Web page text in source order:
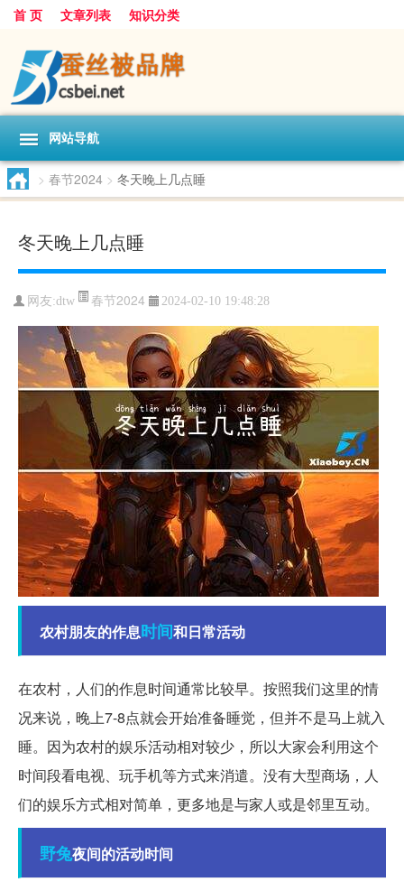
首 页 文章列表 知识分类
网站导航
> 春节2024 > 冬天晚上几点睡
冬天晚上几点睡
网友:dtw 春节2024 2024-02-10 19:48:28
农村朋友的作息时间和日常活动
在农村，人们的作息时间通常比较早。按照我们这里的情
况来说，晚上7-8点就会开始准备睡觉，但并不是马上就入
睡。因为农村的娱乐活动相对较少，所以大家会利用这个
时间段看电视、玩手机等方式来消遣。没有大型商场，人
们的娱乐方式相对简单，更多地是与家人或是邻里互动。
野兔夜间的活动时间